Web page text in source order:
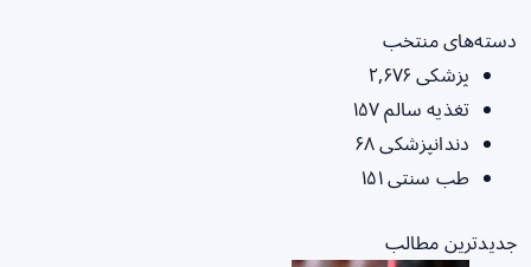
دسته‌های منتخب
پزشکی۲,۶۷۶
تغذیه سالم۱۵۷
دندانپزشکی۶۸
طب سنتی۱۵۱
جدیدترین مطالب